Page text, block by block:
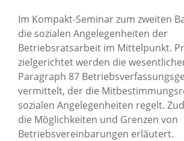
News Archiv
Im Kompakt-Seminar zum zweiten
die sozialen Angelegenheiten der
Betriebsratsarbeit im Mittelpunkt.
zielgerichtet werden die
Paragraph 87
vermittelt, der die
sozialen Angelegenheiten regelt.
die Möglichkeiten und Grenzen von
Betriebsvereinbarungen erläutert.